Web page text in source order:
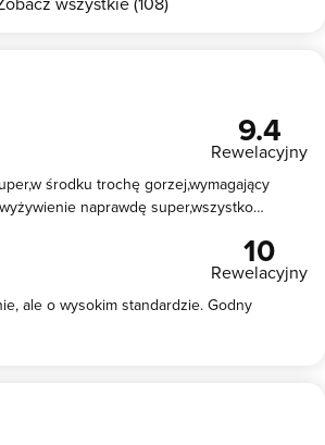
9.4
Rewelacyjny
środku trochę gorzej,wymagający
naprawdę super,wszystko
i cisza,godny polecenia.
10
Rewelacyjny
ale o wysokim standardzie. Godny